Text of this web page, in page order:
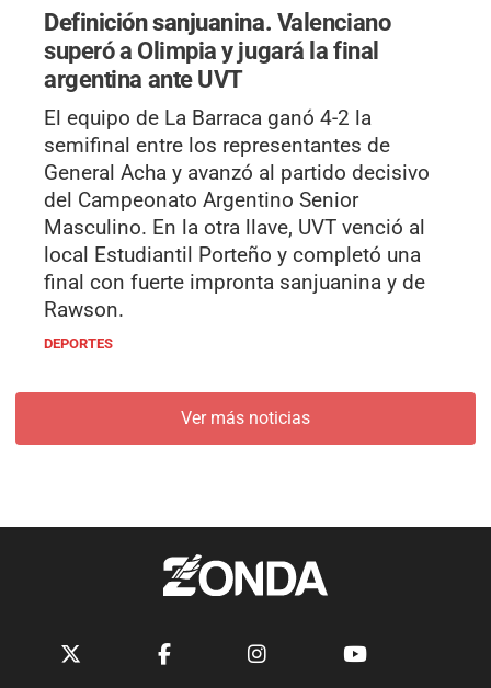
Definición sanjuanina. Valenciano
superó a Olimpia y jugará la final
argentina ante UVT
El equipo de La Barraca ganó 4-2 la
semifinal entre los representantes de
General Acha y avanzó al partido decisivo
del Campeonato Argentino Senior
Masculino. En la otra llave, UVT venció al
local Estudiantil Porteño y completó una
final con fuerte impronta sanjuanina y de
Rawson.
DEPORTES
Ver más noticias